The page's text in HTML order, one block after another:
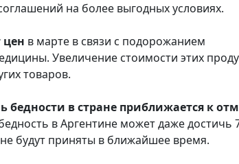
на более выгодных условиях.
цен в марте в связи с подорожанием
Увеличение стоимости этих
товаров.
бедности в стране приближается к
в Аргентине может даже достичь
будут приняты в ближайшее время.